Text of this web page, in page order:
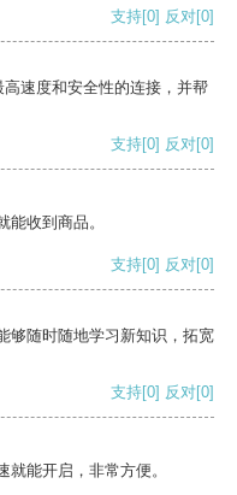
支持[0] 反对[0]
速度和安全性的连接，并帮
支持[0] 反对[0]
收到商品。
支持[0] 反对[0]
够随时随地学习新知识，拓宽
支持[0] 反对[0]
能开启，非常方便。